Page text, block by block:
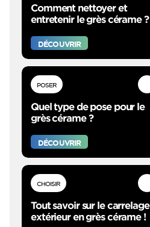
Comment nettoyer et
entretenir le grès cérame ?
DÉCOUVRIR
POSER
Quel type de pose pour le
grès cérame ?
DÉCOUVRIR
CHOISIR
Tout savoir sur le carrelage
extérieur en grès cérame !